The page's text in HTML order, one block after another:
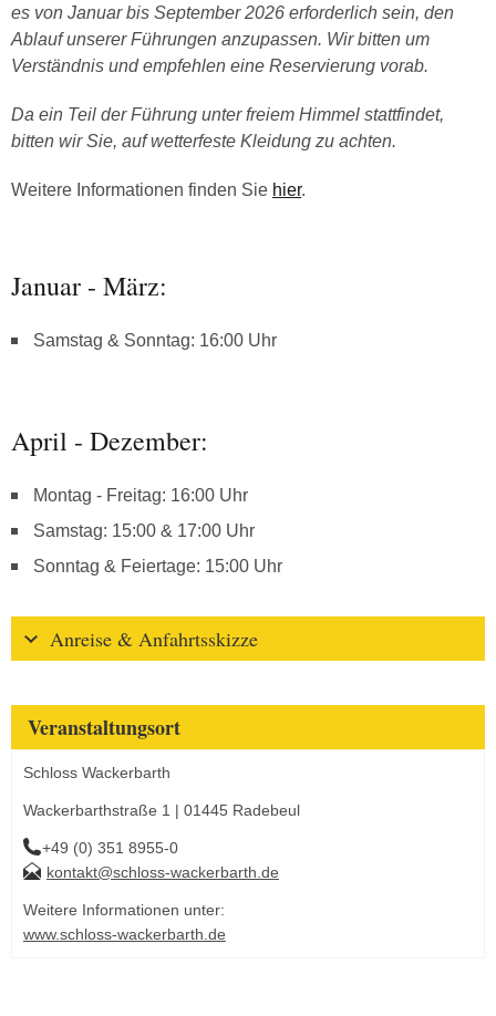
es von Januar bis September 2026 erforderlich sein, den
Ablauf unserer Führungen anzupassen. Wir bitten um
Verständnis und empfehlen eine Reservierung vorab.
Da ein Teil der Führung unter freiem Himmel stattfindet,
bitten wir Sie, auf wetterfeste Kleidung zu achten.
Weitere Informationen finden Sie hier.
Januar - März:
Samstag & Sonntag: 16:00 Uhr
April - Dezember:
Montag - Freitag: 16:00 Uhr
Samstag: 15:00 & 17:00 Uhr
Sonntag & Feiertage: 15:00 Uhr
Anreise & Anfahrtsskizze
Veranstaltungsort
Schloss Wackerbarth
Wackerbarthstraße 1 | 01445 Radebeul
+49 (0) 351 8955-0
kontakt@schloss-wackerbarth.de
Weitere Informationen unter:
www.schloss-wackerbarth.de